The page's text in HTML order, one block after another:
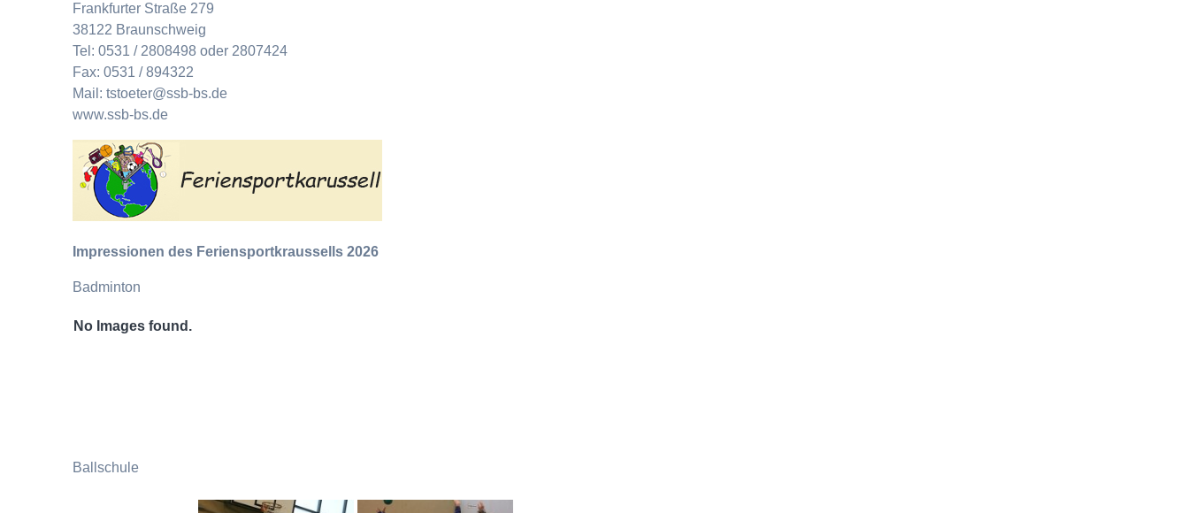
Frankfurter Straße 279
38122 Braunschweig
Tel: 0531 / 2808498 oder 2807424
Fax: 0531 / 894322
Mail: tstoeter@ssb-bs.de
www.ssb-bs.de
Impressionen des Feriensportkraussells 2026
Badminton
No Images found.
Ballschule